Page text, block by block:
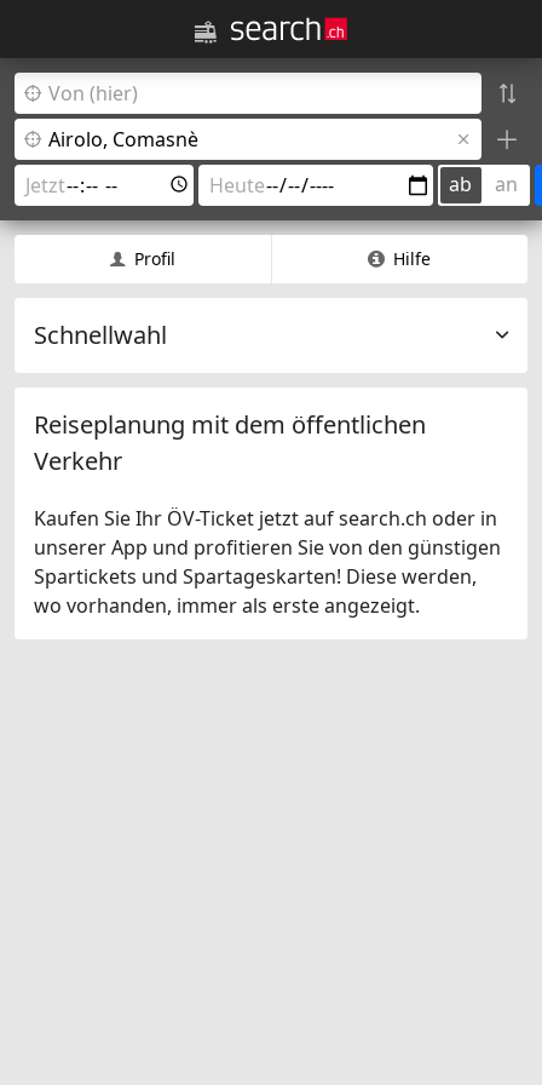
ab an
Profil Hilfe
Schnellwahl
Reiseplanung mit dem öffentlichen
Verkehr
Kaufen Sie Ihr ÖV-Ticket jetzt auf search.ch oder in
unserer App und profitieren Sie von den günstigen
Spartickets und Spartageskarten! Diese werden,
wo vorhanden, immer als erste angezeigt.